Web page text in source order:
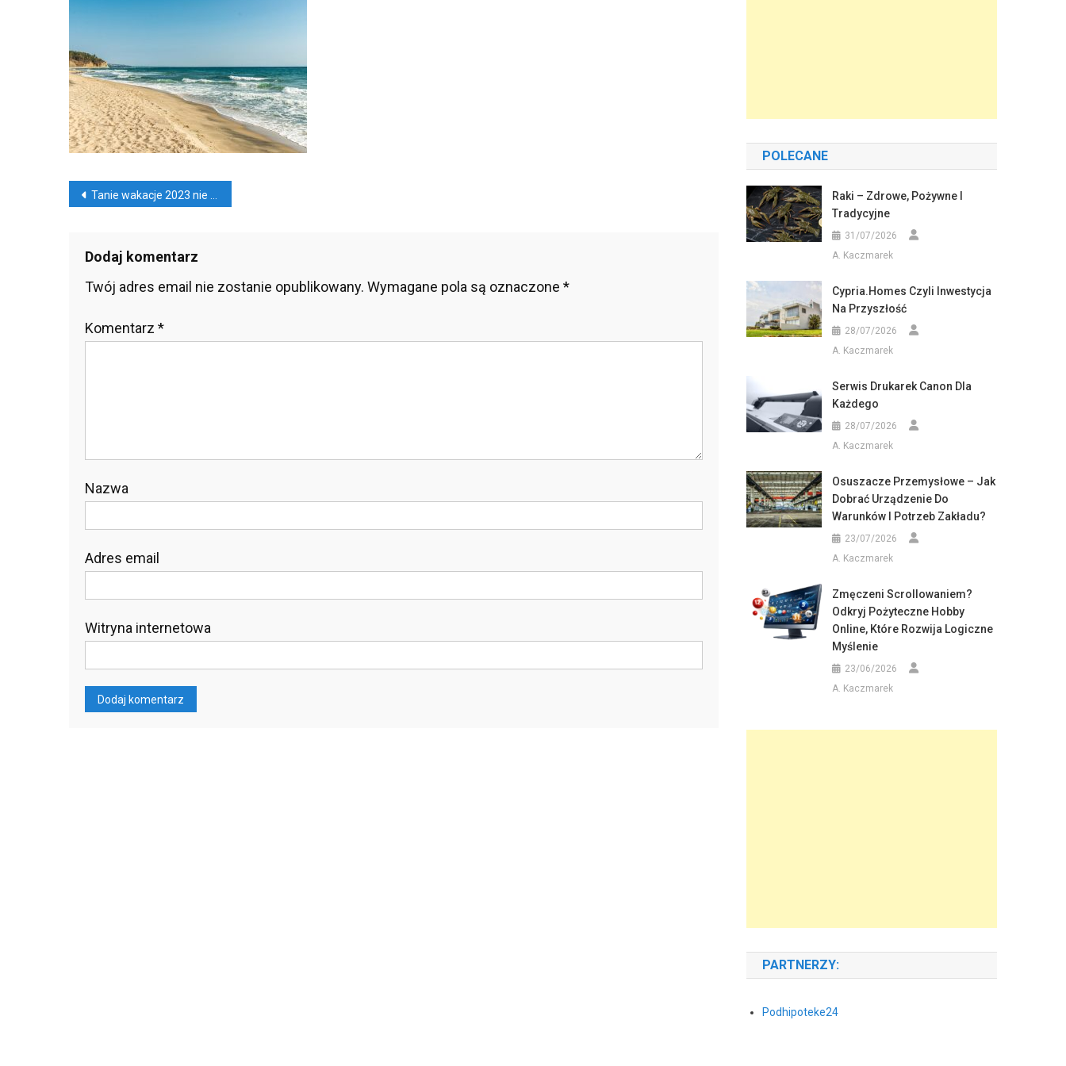
Nawigacja
Tanie wakacje 2023 nie tylko last minute
Dodaj komentarz
Twój adres email nie zostanie opublikowany. Wymagane pola są oznaczone *
Komentarz *
Nazwa
Adres email
Witryna internetowa
POLECANE
Raki – Zdrowe, Pożywne I
Tradycyjne
31/07/2026
A. Kaczmarek
Cypria.homes Czyli Inwestycja
Na Przyszłość
28/07/2026
A. Kaczmarek
Serwis Drukarek Canon Dla
Każdego
28/07/2026
A. Kaczmarek
Osuszacze Przemysłowe – Jak
Dobrać Urządzenie Do
Warunków I Potrzeb Zakładu?
23/07/2026
A. Kaczmarek
Zmęczeni Scrollowaniem?
Odkryj Pożyteczne Hobby
Online, Które Rozwija Logiczne
Myślenie
23/06/2026
A. Kaczmarek
PARTNERZY:
Podhipoteke24